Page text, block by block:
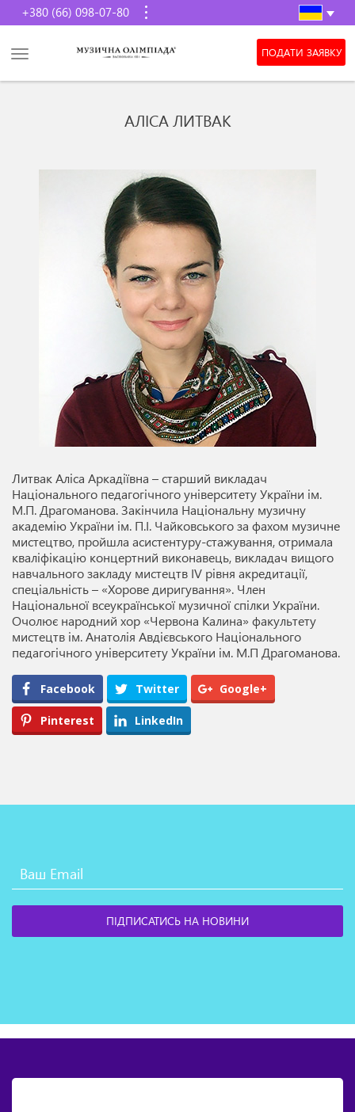
+380 (66) 098-07-80
ПОДАТИ ЗАЯВКУ
АЛІСА ЛИТВАК
Литвак Аліса Аркадіївна – старший викладач
Національного педагогічного університету України ім.
М.П. Драгоманова. Закінчила Національну музичну
академію України ім. П.І. Чайковського за фахом музичне
мистецтво, пройшла асистентуру-стажування, отримала
кваліфікацію концертний виконавець, викладач вищого
навчального закладу мистецтв IV рівня акредитації,
спеціальність – «Хорове диригування». Член
Національної всеукраїнської музичної спілки України.
Очолює народний хор «Червона Калина» факультету
мистецтв ім. Анатолія Авдієвського Національного
педагогічного університету України ім. М.П Драгоманова.
Facebook Twitter Google+
Pinterest LinkedIn